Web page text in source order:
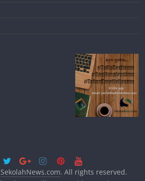
SekolahNews.com. All rights reserved.